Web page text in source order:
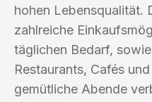
hohen Lebensqualität.
zahlreiche
täglichen Bedarf,
Restaurants, Cafés
gemütliche Abende